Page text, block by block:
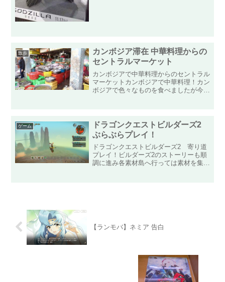
散歩
カンボジア滞在 中華料理からの
セントラルマーケット
カンボジアで中華料理からのセントラル
マーケットカンボジアで中華料理！カン
ボジアで色々なものを食べましたが今回
けあって日本で食べる中華...
ゲーム
ドラゴンクエストビルダーズ2
ぶらぶらプレイ！
ドラゴンクエストビルダーズ2 寄り道
プレイ！ビルダーズ2のストーリーも順
調に進み各素材島へ行っては素材を集め
【ランモバ】ネミア 告白